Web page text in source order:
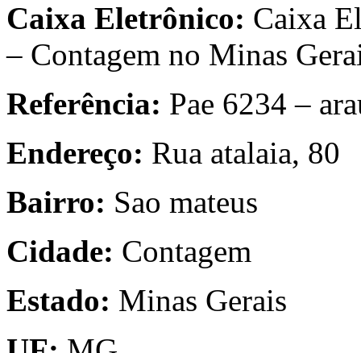
Caixa Eletrônico: Caixa
– Contagem no Minas
Referência: Pae 6234 –
Endereço: Rua atalaia, 80
Bairro: Sao mateus
Cidade: Contagem
Estado: Minas Gerais